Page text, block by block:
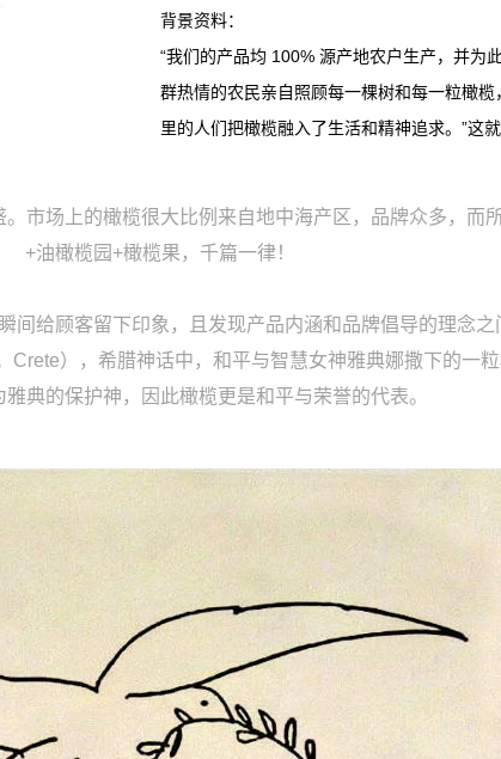
背景资料：
“我们的产品均 100% 源产地农户生产，并为
群热情的农民亲自照顾每一棵树和每一粒橄
里的人们把橄榄融入了生活和精神追求。”这
市场上的橄榄很大比例来自地中海产区，品牌众多，而
+油橄榄园+橄榄果，千篇一律！
间给顾客留下印象，且发现产品内涵和品牌倡导的理念之
），希腊神话中，和平与智慧女神雅典娜撒下的一
典的保护神，因此橄榄更是和平与荣誉的代表。